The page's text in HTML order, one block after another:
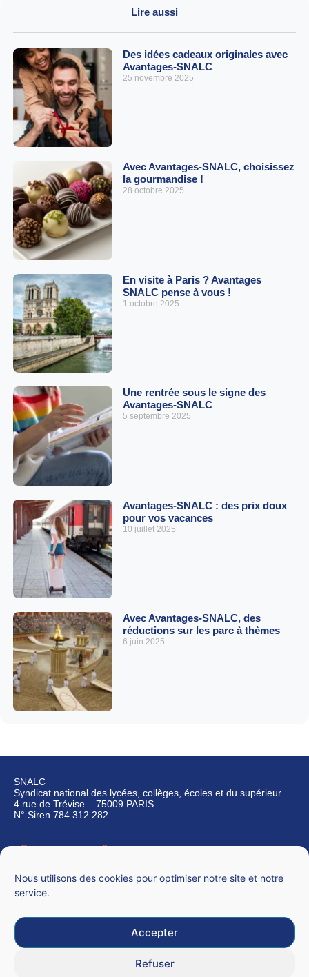
Nous utilisons des cookies pour optimiser notre site et notre
service.
Accepter
Refuser
Lire aussi
Des idées cadeaux originales avec
Avantages-SNALC
25 novembre 2025
Avec Avantages-SNALC, choisissez
la gourmandise !
28 octobre 2025
En visite à Paris ? Avantages
SNALC pense à vous !
1 octobre 2025
Une rentrée sous le signe des
Avantages-SNALC
5 septembre 2025
Avantages-SNALC : des prix doux
pour vos vacances
10 juillet 2025
Avec Avantages-SNALC, des
réductions sur les parc à thèmes
6 juin 2025
SNALC
Syndicat national des lycées, collèges, écoles et du supérieur
4 rue de Trévise – 75009 PARIS
N° Siren 784 312 282
Qui sommes-nous ?